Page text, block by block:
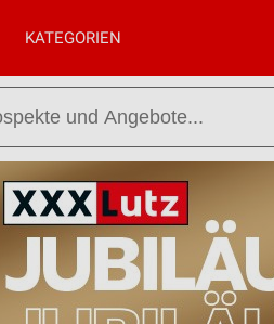
KATEGORIEN